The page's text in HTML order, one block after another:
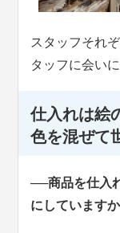
スタッフそれ
タッフに会い
仕入れは絵
色を混ぜて
──商品を仕入
にしています